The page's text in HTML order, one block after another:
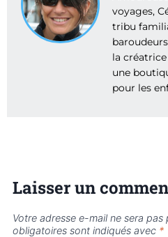
voyages,
tribu
la
une
pour les
Laisser un
Votre adresse e-mail ne sera pas
obligatoires sont indiqués avec *